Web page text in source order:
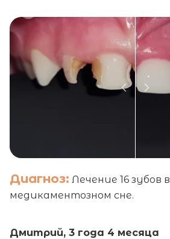
Диагноз: Лечение 16 зубов в
медикаментозном сне.
Дмитрий, 3 года 4 месяца